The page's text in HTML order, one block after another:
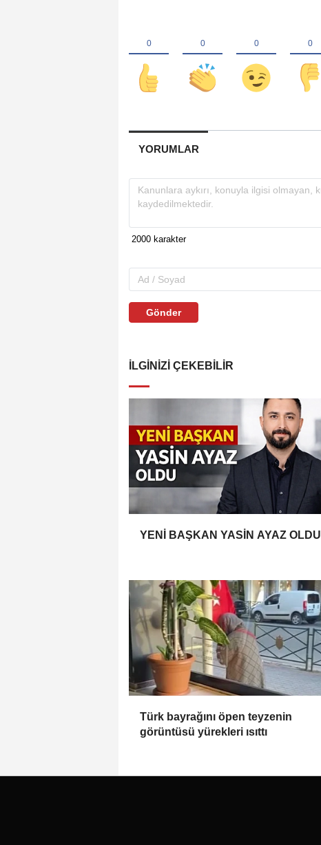
YORUMLAR
Gönder
İLGINIZI ÇEKEBILIR
YENİ BAŞKAN YASİN AYAZ OLDU
Türk bayrağını öpen teyzenin
görüntüsü yürekleri ısıttı